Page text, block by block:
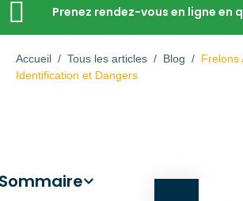
Prenez rendez-vous en ligne en
Accueil / Tous les articles / Blog / Frelons
Identification et Dangers